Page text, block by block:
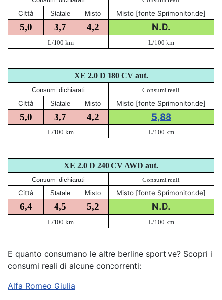
Città Statale Misto Misto [fonte Sprimonitor.de]
5,0 3,7 4,2 N.D.
L/100 km L/100 km
XE 2.0 D 180 CV aut.
Consumi dichiarati Consumi reali
Città Statale Misto Misto [fonte Sprimonitor.de]
5,0 3,7 4,2 5,88
L/100 km L/100 km
XE 2.0 D 240 CV AWD aut.
Consumi dichiarati Consumi reali
Città Statale Misto Misto [fonte Sprimonitor.de]
6,4 4,5 5,2 N.D.
L/100 km L/100 km
E quanto consumano le altre berline sportive? Scopri i
consumi reali di alcune concorrenti:
Alfa Romeo Giulia